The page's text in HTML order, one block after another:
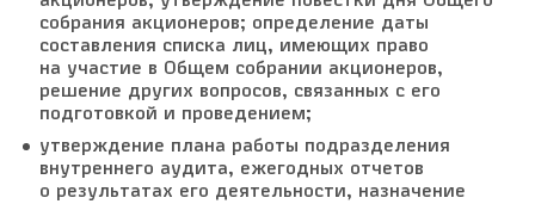
собрания акционеров; определение даты
составления списка лиц, имеющих право
на участие в Общем собрании акционеров,
решение других вопросов, связанных с его
подготовкой и проведением;
утверждение плана работы подразделения
внутреннего аудита, ежегодных отчетов
о результатах его деятельности, назначение